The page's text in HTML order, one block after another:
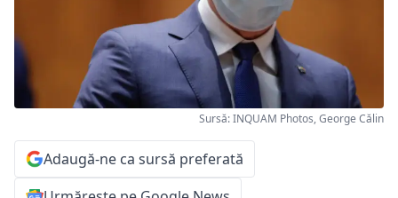
Sursă: INQUAM Photos, George Călin
Adaugă-ne ca sursă preferată